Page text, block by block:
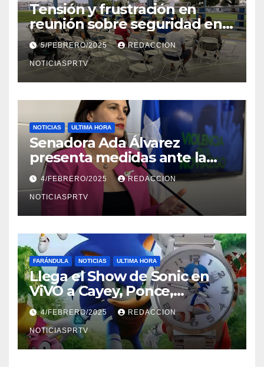
Tensión y frustración en
reunión sobre seguridad en
Reparto Metropolitano
5/FEBRERO/2025 REDACCION
NOTICIASPRTV
NOTICIAS ULTIMA HORA
Senadora Ada Álvarez
presenta medidas ante la
violencia en el noviazgo
4/FEBRERO/2025 REDACCION
NOTICIASPRTV
FARÁNDULA NOTICIAS ULTIMA HORA
Llega el Show de Sonic en
ViVO a Cayey, Ponce,
Barceloneta y Humacao,
Relojes gratis para el que
compre ahora….
4/FEBRERO/2025 REDACCION
NOTICIASPRTV